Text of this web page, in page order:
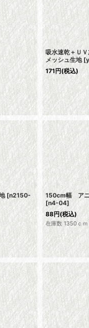
吸水速乾＋Ｕ
メッシュ生地 [
171円(税込)
[n2150-
150cm幅 アニ
[n4-04]
88円(税込)
在庫数 1350ｃｍ